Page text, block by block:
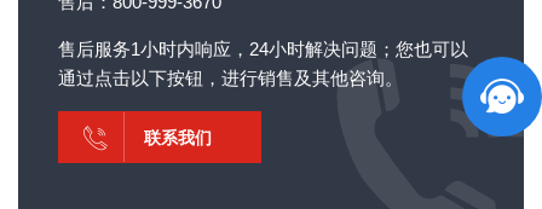
售后服务1小时内响应，24小时解决问题；您也可以
通过点击以下按钮，进行销售及其他咨询。
联系我们